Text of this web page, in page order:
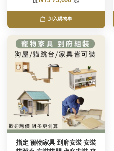
加入購物車
指定 寵物家具 到府安裝 安裝